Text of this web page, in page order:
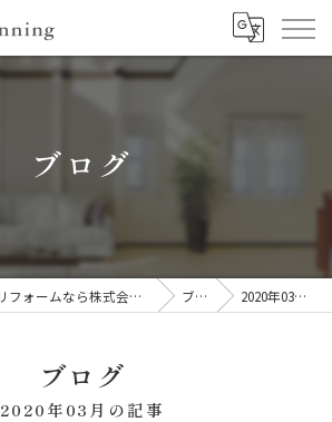
ブログ
東京都世田谷区でリフォームなら株式会社リフォームプランニング ブログ 2020年03月の記事
ブログ
2020年03月の記事